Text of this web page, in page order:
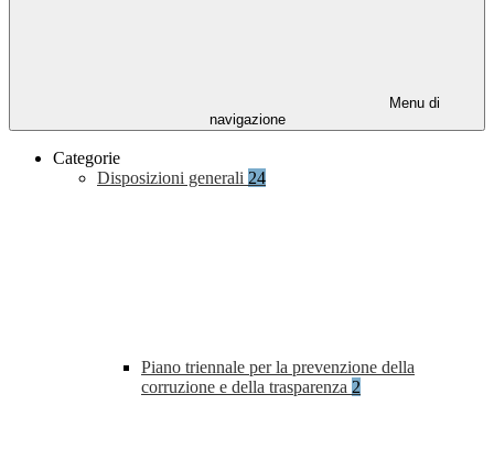
Menu di
navigazione
Categorie
Disposizioni generali 24
Piano triennale per la prevenzione della
corruzione e della trasparenza 2